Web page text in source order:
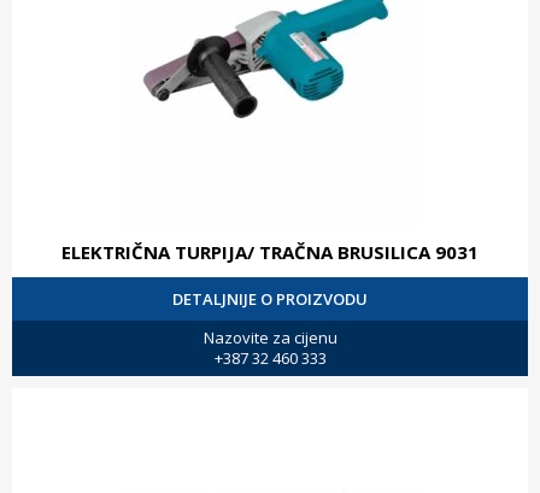
ELEKTRIČNA TURPIJA/ TRAČNA BRUSILICA 9031
DETALJNIJE O PROIZVODU
Nazovite za cijenu
+387 32 460 333